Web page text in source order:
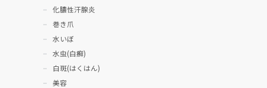
化膿性汗腺炎
巻き爪
水いぼ
水虫(白癬)
白斑(はくはん)
美容